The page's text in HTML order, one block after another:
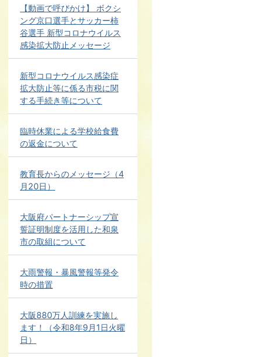
【動画で呼びかけ】 ボクシ
ング京口選手とサッカー柿
谷選手 新型コロナウイルス
感染拡大防止メッセージ
新型コロナウイルス感染症
拡大防止等に係る市税に関
する手続き等について
臨時休業による学校給食費
の返金について
教育長からのメッセージ（4
月20日）
大阪府パートナーシップ宣
誓証明制度を活用した和泉
市の取組について
大雨警報・暴風警報等発令
時の措置
大阪880万人訓練を実施し
ます！（令和8年9月1日火曜
日）